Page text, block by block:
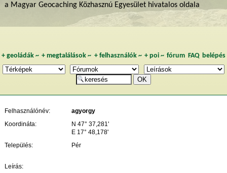
a Magyar Geocaching Közhasznú Egyesület hivatalos oldala
+ geoládák~ +megtalálások ~ + felhasználók~ + poi~ fórum FAQ belépés
Felhasználónév:
agyorgy
Koordináta:
N 47° 37,281'
E 17° 48,178'
Település:
Pér
Leírás: